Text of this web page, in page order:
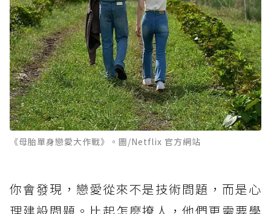
《母胎單身戀愛大作戰》。圖/Netflix 官方網站
你會發現，戀愛從來不是技術問題，而是心